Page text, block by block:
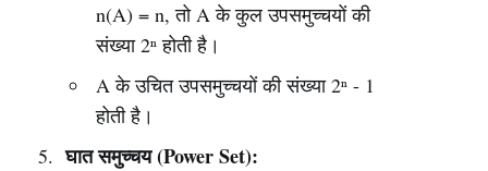
n(A) = n, तो A के कुल उपसमुच्चयों की
संख्या 2ⁿ होती है।
A के उचित उपसमुच्चयों की संख्या 2ⁿ - 1
होती है।
घात समुच्चय (Power Set):